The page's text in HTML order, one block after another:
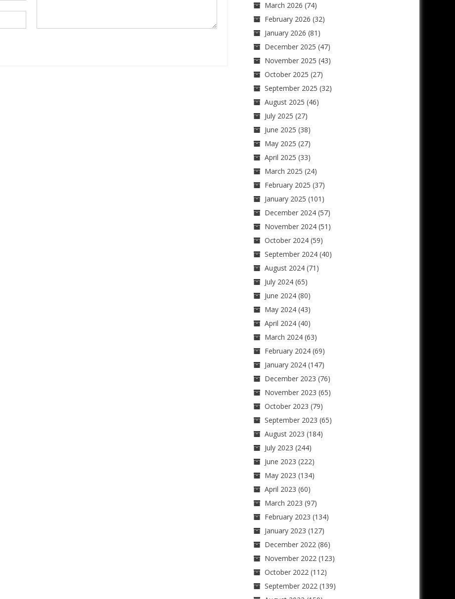
March 2026 (74)
February 2026 (32)
January 2026 (81)
December 2025 (47)
November 2025 (43)
October 2025 (27)
September 2025 (32)
August 2025 (46)
July 2025 (27)
June 2025 (38)
May 2025 (27)
April 2025 (33)
March 2025 (24)
February 2025 (37)
January 2025 (101)
December 2024(57)
November 2024(51)
October 2024(59)
September 2024(40)
August 2024(71)
July 2024(65)
June 2024(80)
May 2024(43)
April 2024(40)
March 2024(63)
February 2024(69)
January 2024(147)
December 2023 (76)
November 2023 (65)
October 2023 (79)
September 2023 (65)
August 2023 (184)
July 2023 (244)
June 2023 (222)
May 2023 (134)
April 2023 (60)
March 2023 (97)
February 2023 (134)
January 2023 (127)
December 2022(86)
November 2022(123)
October 2022(112)
September 2022(139)